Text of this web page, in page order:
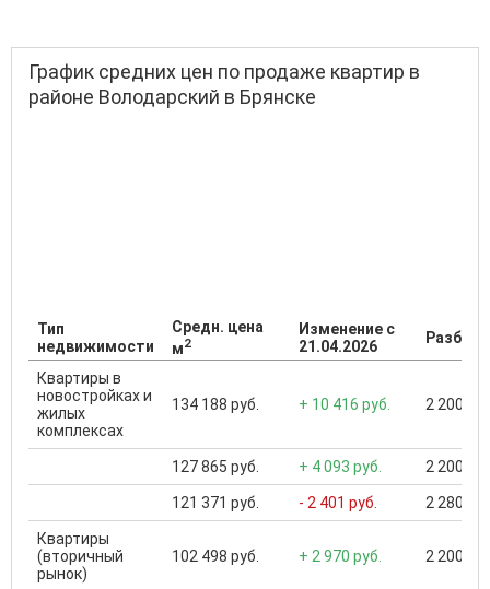
График средних цен по продаже квартир в
районе Володарский в Брянске
Тип
недвижимости
Средн. цена
м2
Изменение с
21.04.2026
Квартиры в
новостройках и
жилых
комплексах
134 188 руб. + 10 416 руб. 2 200
127 865 руб. + 4 093 руб. 2 200
121 371 руб. - 2 401 руб. 2 280
Квартиры
(вторичный
рынок)
102 498 руб. + 2 970 руб. 2 200